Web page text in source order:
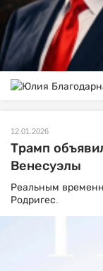
12.01.2026
Трамп
Венесуэлы
Реальным
Родригес.